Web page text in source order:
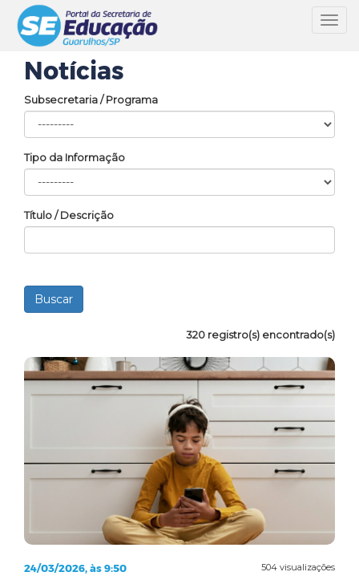
Notícias
Subsecretaria / Programa
Tipo da Informação
Título / Descrição
320 registro(s) encontrado(s)
504 visualizações
24/03/2026, às 9:50